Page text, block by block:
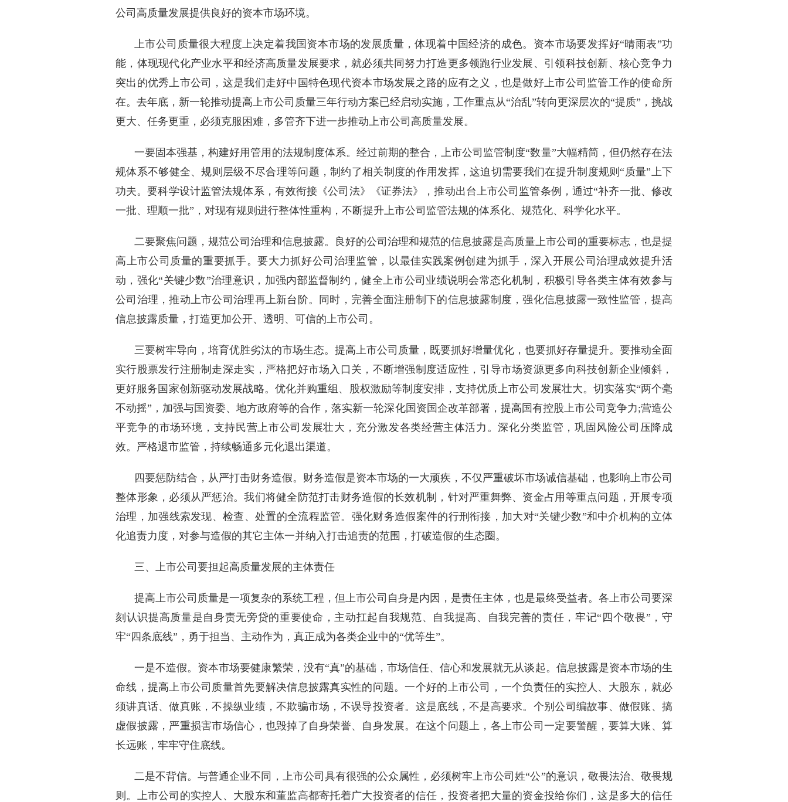
公司高质量发展提供良好的资本市场环境。
上市公司质量很大程度上决定着我国资本市场的发展质量，体现着中国经济的成色。资本市场要发挥好“晴雨表”功
能，体现现代化产业水平和经济高质量发展要求，就必须共同努力打造更多领跑行业发展、引领科技创新、核心竞争力
突出的优秀上市公司，这是我们走好中国特色现代资本市场发展之路的应有之义，也是做好上市公司监管工作的使命所
在。去年底，新一轮推动提高上市公司质量三年行动方案已经启动实施，工作重点从“治乱”转向更深层次的“提质”，挑战
更大、任务更重，必须克服困难，多管齐下进一步推动上市公司高质量发展。
一要固本强基，构建好用管用的法规制度体系。经过前期的整合，上市公司监管制度“数量”大幅精简，但仍然存在法
规体系不够健全、规则层级不尽合理等问题，制约了相关制度的作用发挥，这迫切需要我们在提升制度规则“质量”上下
功夫。要科学设计监管法规体系，有效衔接《公司法》《证券法》，推动出台上市公司监管条例，通过“补齐一批、修改
一批、理顺一批”，对现有规则进行整体性重构，不断提升上市公司监管法规的体系化、规范化、科学化水平。
二要聚焦问题，规范公司治理和信息披露。良好的公司治理和规范的信息披露是高质量上市公司的重要标志，也是提
高上市公司质量的重要抓手。要大力抓好公司治理监管，以最佳实践案例创建为抓手，深入开展公司治理成效提升活
动，强化“关键少数”治理意识，加强内部监督制约，健全上市公司业绩说明会常态化机制，积极引导各类主体有效参与
公司治理，推动上市公司治理再上新台阶。同时，完善全面注册制下的信息披露制度，强化信息披露一致性监管，提高
信息披露质量，打造更加公开、透明、可信的上市公司。
三要树牢导向，培育优胜劣汰的市场生态。提高上市公司质量，既要抓好增量优化，也要抓好存量提升。要推动全面
实行股票发行注册制走深走实，严格把好市场入口关，不断增强制度适应性，引导市场资源更多向科技创新企业倾斜，
更好服务国家创新驱动发展战略。优化并购重组、股权激励等制度安排，支持优质上市公司发展壮大。切实落实“两个毫
不动摇”，加强与国资委、地方政府等的合作，落实新一轮深化国资国企改革部署，提高国有控股上市公司竞争力;营造公
平竞争的市场环境，支持民营上市公司发展壮大，充分激发各类经营主体活力。深化分类监管，巩固风险公司压降成
效。严格退市监管，持续畅通多元化退出渠道。
四要惩防结合，从严打击财务造假。财务造假是资本市场的一大顽疾，不仅严重破坏市场诚信基础，也影响上市公司
整体形象，必须从严惩治。我们将健全防范打击财务造假的长效机制，针对严重舞弊、资金占用等重点问题，开展专项
治理，加强线索发现、检查、处置的全流程监管。强化财务造假案件的行刑衔接，加大对“关键少数”和中介机构的立体
化追责力度，对参与造假的其它主体一并纳入打击追责的范围，打破造假的生态圈。
三、上市公司要担起高质量发展的主体责任
提高上市公司质量是一项复杂的系统工程，但上市公司自身是内因，是责任主体，也是最终受益者。各上市公司要深
刻认识提高质量是自身责无旁贷的重要使命，主动扛起自我规范、自我提高、自我完善的责任，牢记“四个敬畏”，守
牢“四条底线”，勇于担当、主动作为，真正成为各类企业中的“优等生”。
一是不造假。资本市场要健康繁荣，没有“真”的基础，市场信任、信心和发展就无从谈起。信息披露是资本市场的生
命线，提高上市公司质量首先要解决信息披露真实性的问题。一个好的上市公司，一个负责任的实控人、大股东，就必
须讲真话、做真账，不操纵业绩，不欺骗市场，不误导投资者。这是底线，不是高要求。个别公司编故事、做假账、搞
虚假披露，严重损害市场信心，也毁掉了自身荣誉、自身发展。在这个问题上，各上市公司一定要警醒，要算大账、算
长远账，牢牢守住底线。
二是不背信。与普通企业不同，上市公司具有很强的公众属性，必须树牢上市公司姓“公”的意识，敬畏法治、敬畏规
则。上市公司的实控人、大股东和董监高都寄托着广大投资者的信任，投资者把大量的资金投给你们，这是多大的信任